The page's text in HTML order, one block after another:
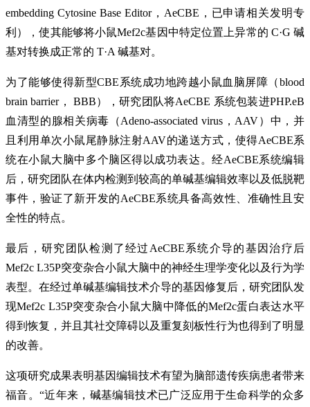
embedding Cytosine Base Editor，AeCBE，已申请相关发明专
利），使其能够将小鼠Mef2c基因中特定位置上异常的 C·G 碱
基对转换成正常的 T·A 碱基对。
为了能够使得新型CBE系统成功地跨越小鼠血脑屏障（blood
brain barrier， BBB），研究团队将AeCBE 系统包装进PHP.eB
血清型的腺相关病毒（Adeno-associated virus，AAV）中，并
且利用单次小鼠尾静脉注射AAV的递送方式，使得AeCBE系
统在小鼠大脑中多个脑区得以成功表达。经AeCBE系统编辑
后，研究团队在体内检测到较高的单碱基编辑效率以及低脱靶
事件，验证了新开发的AeCBE系统具备高效性、准确性且安
全性的特点。
最后，研究团队检测了经过AeCBE系统介导的基因治疗后
Mef2c L35P突变杂合小鼠大脑中的神经生理学变化以及行为学
表型。在经过单碱基编辑技术介导的基因修复后，研究团队发
现Mef2c L35P突变杂合小鼠大脑中降低的Mef2c蛋白表达水平
得到恢复，并且其社交障碍以及重复刻板性行为也得到了明显
的改善。
这项研究成果表明基因编辑技术有望为脑部遗传疾病患者带来
福音。“近年来，碱基编辑技术已广泛应用于生命科学的众多